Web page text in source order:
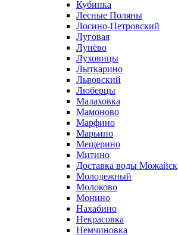
Кубинка
Лесные Поляны
Лосино-Петровский
Луговая
Лунёво
Луховицы
Лыткарино
Львовский
Люберцы
Малаховка
Мамоново
Марфино
Марьино
Мещерино
Митино
Доставка воды Можайск
Молодежный
Молоково
Монино
Нахабино
Некрасовка
Немчиновка